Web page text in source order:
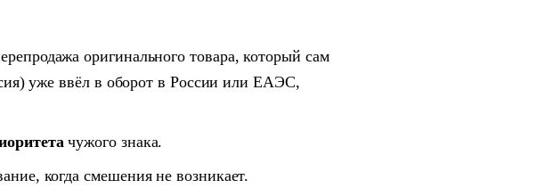
оригинального товара, который сам
уже ввёл в оборот в России или ЕАЭС,
чужого знака.
когда смешения не возникает.